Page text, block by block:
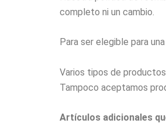
completo ni un cambio.
Para ser elegible para
Varios tipos de
Tampoco aceptamos
Artículos adicionales